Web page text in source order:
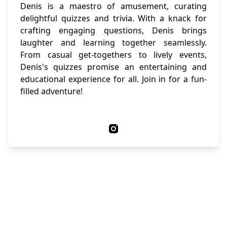
Denis is a maestro of amusement, curating
delightful quizzes and trivia. With a knack for
crafting engaging questions, Denis brings
laughter and learning together seamlessly.
From casual get-togethers to lively events,
Denis's quizzes promise an entertaining and
educational experience for all. Join in for a fun-
filled adventure!